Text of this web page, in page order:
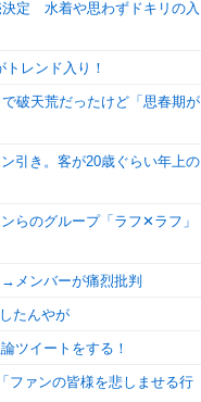
決定 水着や思わずドキリの入
レンド入り！
破天荒だったけど「思春期が
引き。客が20歳ぐらい年上の
らのグループ「ラフ✕ラフ」
→メンバーが痛烈批判
たんやが
ツイートをする！
ファンの皆様を悲しませる行